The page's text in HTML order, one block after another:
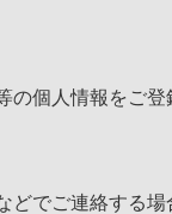
の個人情報をご
でご連絡する場